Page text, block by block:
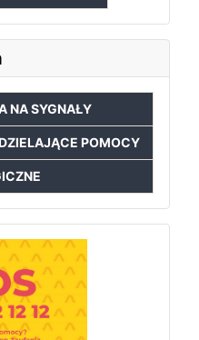
NA SYGNAŁY
POMOCY